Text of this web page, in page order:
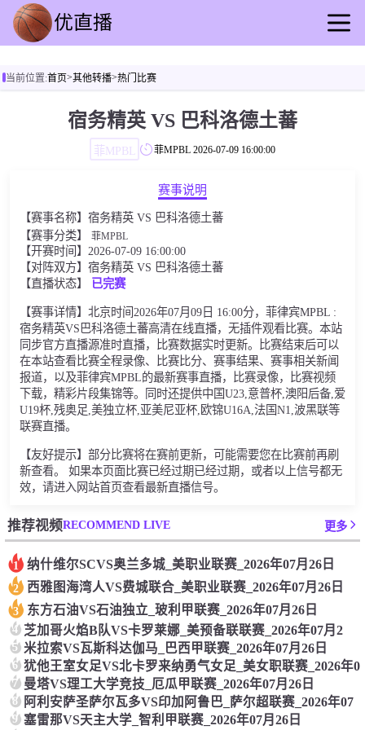
足球直播
其他转播
当前位置:首页>其他转播>热门比赛
宿务精英 VS 巴科洛德土蕃
菲MPBL 菲MPBL 2026-07-09 16:00:00
赛事说明
【赛事名称】宿务精英 VS 巴科洛德土蕃
【赛事分类】 菲MPBL
【开赛时间】2026-07-09 16:00:00
【对阵双方】宿务精英 VS 巴科洛德土蕃
【直播状态】
已完赛
【赛事详情】北京时间2026年07月09日 16:00分，菲律宾MPBL :
宿务精英VS巴科洛德土蕃高清在线直播，无插件观看比赛。本站
同步官方直播源准时直播，比赛数据实时更新。比赛结束后可以
在本站查看比赛全程录像、比赛比分、赛事结果、赛事相关新闻
报道，以及菲律宾MPBL的最新赛事直播，比赛录像，比赛视频
下载，精彩片段集锦等。同时还提供中国U23,意普杯,澳阳后备,爱
U19杯,残奥足,美独立杯,亚美尼亚杯,欧锦U16A,法国N1,波黑联等
联赛直播。
【友好提示】部分比赛将在赛前更新，可能需要您在比赛前再刷
新查看。 如果本页面比赛已经过期已经过期，或者以上信号都无
效，请进入网站首页查看最新直播信号。
推荐视频RECOMMEND LIVE 更多
1 纳什维尔SCVS奥兰多城_美职业联赛_2026年07月26日
2 西雅图海湾人VS费城联合_美职业联赛_2026年07月26日
3 东方石油VS石油独立_玻利甲联赛_2026年07月26日
4 芝加哥火焰B队VS卡罗莱娜_美预备联联赛_2026年07月2
5 米拉索VS瓦斯科达伽马_巴西甲联赛_2026年07月26日
6 犹他王室女足VS北卡罗来纳勇气女足_美女职联赛_2026年0
7 曼塔VS理工大学竞技_厄瓜甲联赛_2026年07月26日
8 阿利安萨圣萨尔瓦多VS印加阿鲁巴_萨尔超联赛_2026年07
9 塞雷那VS天主大学_智利甲联赛_2026年07月26日